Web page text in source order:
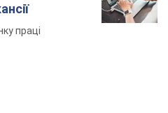
праці